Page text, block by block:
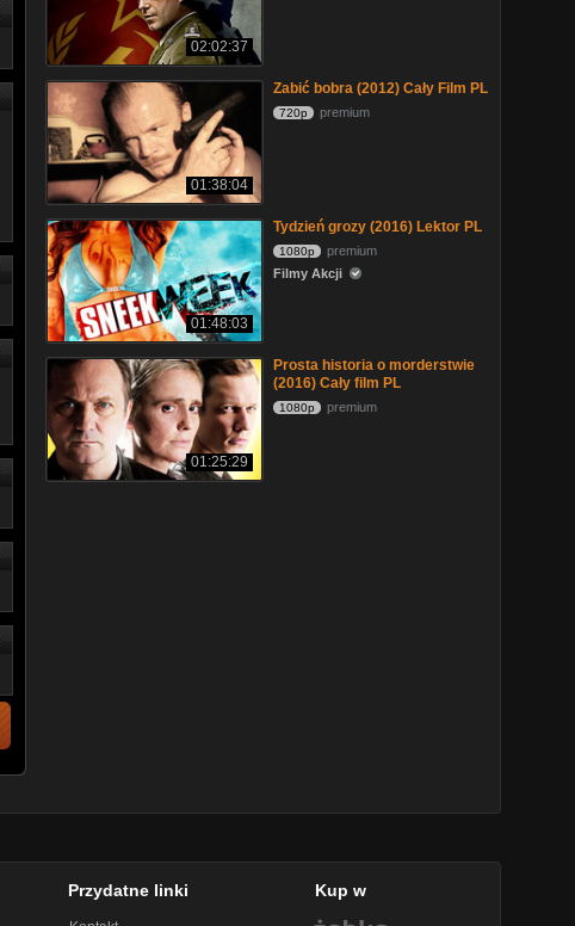
02:02:37
01:38:04
Zabić bobra (2012) Cały Film PL
720p premium
01:48:03
Tydzień grozy (2016) Lektor PL
1080p
premium
Filmy Akcji
01:25:29
Prosta historia o morderstwie
(2016) Cały film PL
1080p premium
Przydatne linki Kup w